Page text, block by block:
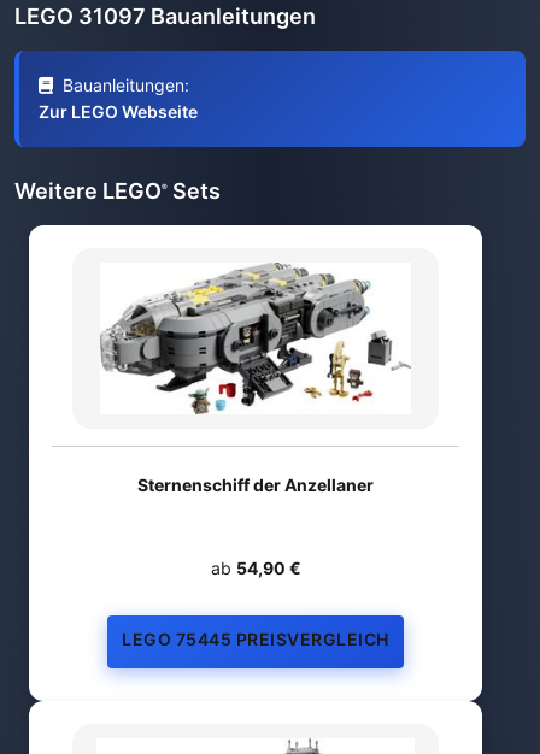
LEGO 31097 Bauanleitungen
Bauanleitungen:
Zur LEGO Webseite
Weitere LEGO® Sets
Sternenschiff der Anzellaner
ab 54,90 €
LEGO 75445 PREISVERGLEICH